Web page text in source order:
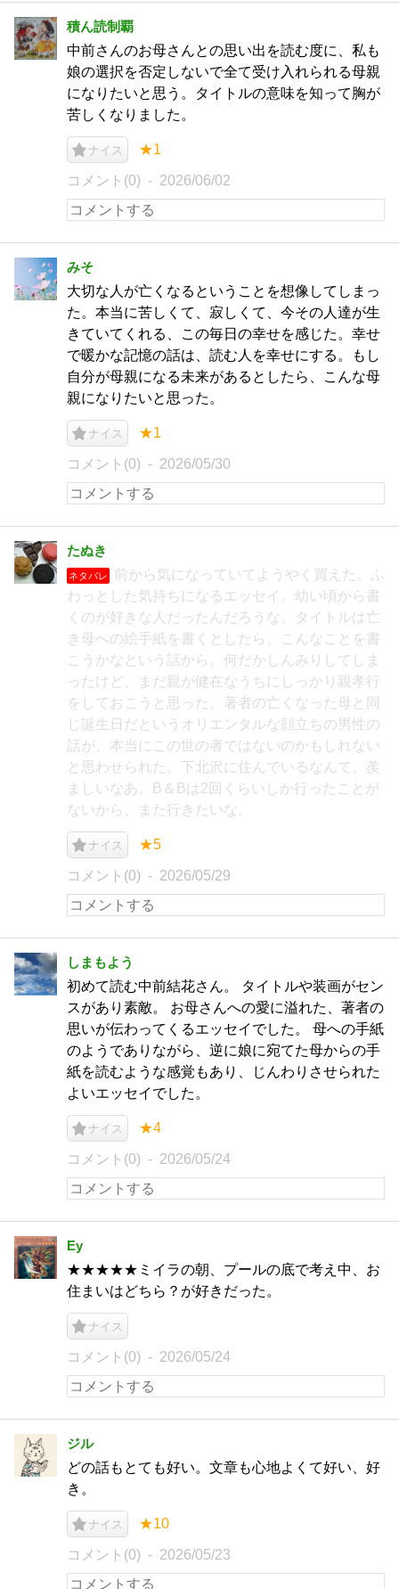
積ん読制覇
中前さんのお母さんとの思い出を読む度に、私も
娘の選択を否定しないで全て受け入れられる母親
になりたいと思う。タイトルの意味を知って胸が
苦しくなりました。
ナイス ★1
コメント(0) 2026/06/02
みそ
大切な人が亡くなるということを想像してしまっ
た。本当に苦しくて、寂しくて、今その人達が生
きていてくれる、この毎日の幸せを感じた。幸せ
で暖かな記憶の話は、読む人を幸せにする。もし
自分が母親になる未来があるとしたら、こんな母
親になりたいと思った。
ナイス ★1
コメント(0) 2026/05/30
たぬき
ネタバレ
前から気になっていてようやく買えた。ふ
わっとした気持ちになるエッセイ。幼い頃から書
くのが好きな人だったんだろうな。タイトルは亡
き母への絵手紙を書くとしたら、こんなことを書
こうかなという話から。何だかしんみりしてしま
ったけど、まだ親が健在なうちにしっかり親孝行
をしておこうと思った。著者の亡くなった母と同
じ誕生日だというオリエンタルな顔立ちの男性の
話が、本当にこの世の者ではないのかもしれない
と思わせられた。下北沢に住んでいるなんて、羨
ましいなあ。B＆Bは2回くらいしか行ったことが
ないから、また行きたいな。
ナイス ★5
コメント(0) 2026/05/29
しまもよう
初めて読む中前結花さん。 タイトルや装画がセン
スがあり素敵。 お母さんへの愛に溢れた、著者の
思いが伝わってくるエッセイでした。 母への手紙
のようでありながら、逆に娘に宛てた母からの手
紙を読むような感覚もあり、じんわりさせられた
よいエッセイでした。
ナイス ★4
コメント(0) 2026/05/24
Ey
★★★★★ミイラの朝、プールの底で考え中、お
住まいはどちら？が好きだった。
ナイス
コメント(0) 2026/05/24
ジル
どの話もとても好い。文章も心地よくて好い、好
き。
ナイス ★10
コメント(0) 2026/05/23